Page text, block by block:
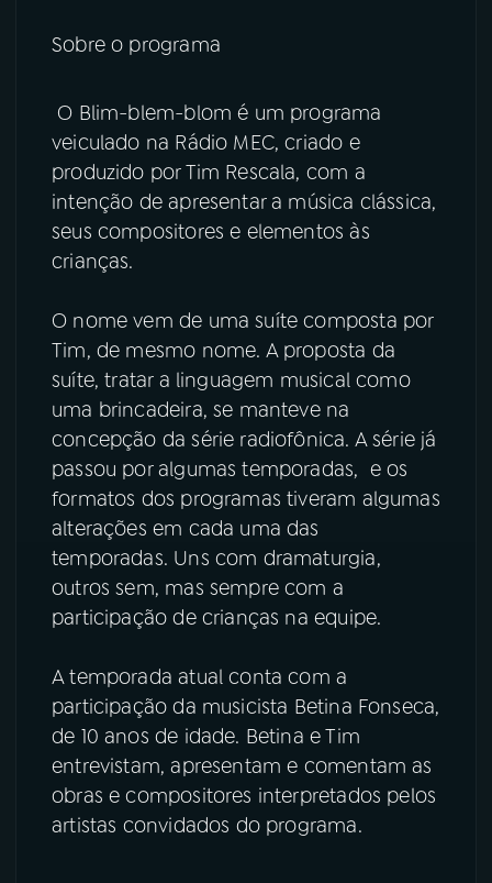
Sobre o programa
O Blim-blem-blom é um programa
veiculado na Rádio MEC, criado e
produzido por Tim Rescala, com a
intenção de apresentar a música clássica,
seus compositores e elementos às
crianças.
O nome vem de uma suíte composta por
Tim, de mesmo nome. A proposta da
suíte, tratar a linguagem musical como
uma brincadeira, se manteve na
concepção da série radiofônica. A série já
passou por algumas temporadas, e os
formatos dos programas tiveram algumas
alterações em cada uma das
temporadas. Uns com dramaturgia,
outros sem, mas sempre com a
participação de crianças na equipe.
A temporada atual conta com a
participação da musicista Betina Fonseca,
de 10 anos de idade. Betina e Tim
entrevistam, apresentam e comentam as
obras e compositores interpretados pelos
artistas convidados do programa.